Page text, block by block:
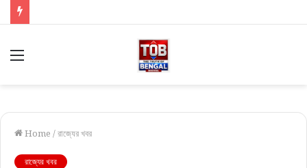
Menu
Home /রাজ্যের খবর
রাজ্যের খবর